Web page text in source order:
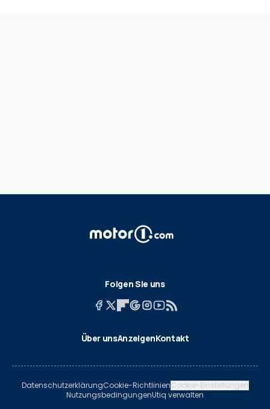
Folgen Sie uns
Über unsAnzeigenKontakt
DatenschutzerklärungCookie-RichtlinienCookie-Einstellungen
NutzungsbedingungenUtiq verwalten